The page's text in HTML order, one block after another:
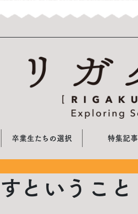
卒業生たちの選択 特集記事
ということ